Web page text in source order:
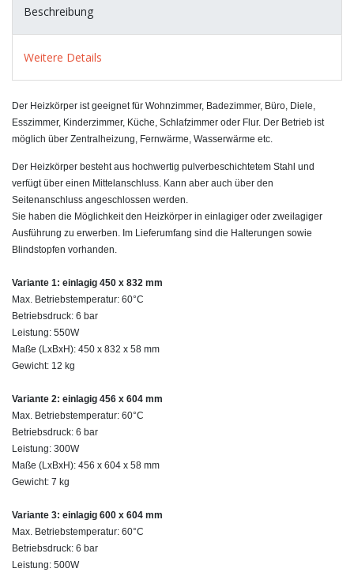
Beschreibung
Weitere Details
Der Heizkörper ist geeignet für Wohnzimmer, Badezimmer, Büro, Diele,
Esszimmer, Kinderzimmer, Küche, Schlafzimmer oder Flur. Der Betrieb ist
möglich über Zentralheizung, Fernwärme, Wasserwärme etc.
Der Heizkörper besteht aus hochwertig pulverbeschichtetem Stahl und
verfügt über einen Mittelanschluss. Kann aber auch über den
Seitenanschluss angeschlossen werden.
Sie haben die Möglichkeit den Heizkörper in einlagiger oder zweilagiger
Ausführung zu erwerben. Im Lieferumfang sind die Halterungen sowie
Blindstopfen vorhanden.
Variante 1: einlagig 450 x 832 mm
Max. Betriebstemperatur: 60°C
Betriebsdruck: 6 bar
Leistung: 550W
Maße (LxBxH): 450 x 832 x 58 mm
Gewicht: 12 kg
Variante 2: einlagig 456 x 604 mm
Max. Betriebstemperatur: 60°C
Betriebsdruck: 6 bar
Leistung: 300W
Maße (LxBxH): 456 x 604 x 58 mm
Gewicht: 7 kg
Variante 3: einlagig 600 x 604 mm
Max. Betriebstemperatur: 60°C
Betriebsdruck: 6 bar
Leistung: 500W